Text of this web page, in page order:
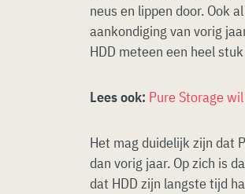
neus en lippen door. Ook
aankondiging van vorig
HDD meteen een heel
Lees ook: Pure Storage
Het mag duidelijk zijn dat
dan vorig jaar. Op zich is
dat HDD zijn langste tijd